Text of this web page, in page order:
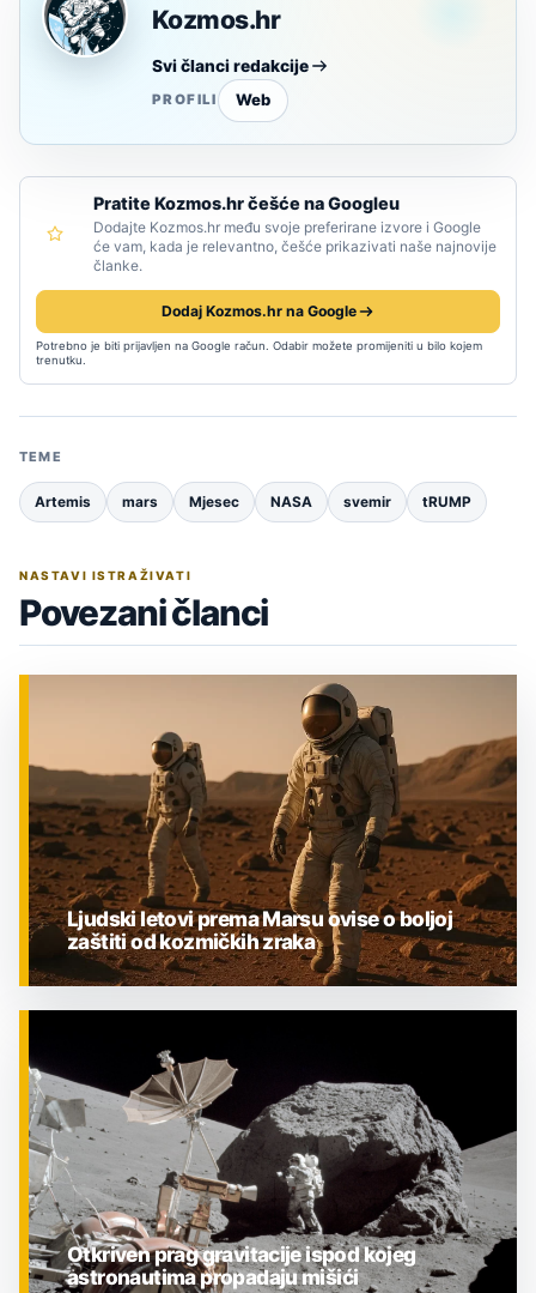
Kozmos.hr
Svi članci redakcije
PROFILI Web
Pratite Kozmos.hr češće na Googleu
Dodajte Kozmos.hr među svoje preferirane izvore i Google
će vam, kada je relevantno, češće prikazivati naše najnovije
članke.
Dodaj Kozmos.hr na Google
Potrebno je biti prijavljen na Google račun. Odabir možete promijeniti u bilo kojem
trenutku.
TEME
Artemis mars Mjesec NASA svemir tRUMP
NASTAVI ISTRAŽIVATI
Povezani članci
Ljudski letovi prema Marsu ovise o boljoj
zaštiti od kozmičkih zraka
Otkriven prag gravitacije ispod kojeg
astronautima propadaju mišići